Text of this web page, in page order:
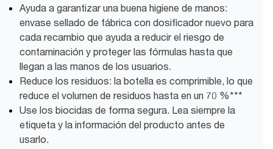
Ayuda a garantizar una buena higiene de manos:
envase sellado de fábrica con dosificador nuevo para
cada recambio que ayuda a reducir el riesgo de
contaminación y proteger las fórmulas hasta que
llegan a las manos de los usuarios.
Reduce los residuos: la botella es comprimible, lo que
reduce el volumen de residuos hasta en un 70 %***
Use los biocidas de forma segura. Lea siempre la
etiqueta y la información del producto antes de
usarlo.